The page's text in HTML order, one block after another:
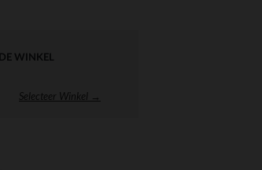
WINKEL
Selecteer Winkel →